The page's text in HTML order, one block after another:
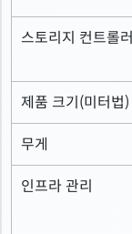
스토리지 컨트롤러
제품 크기(미터법)
무게
인프라 관리